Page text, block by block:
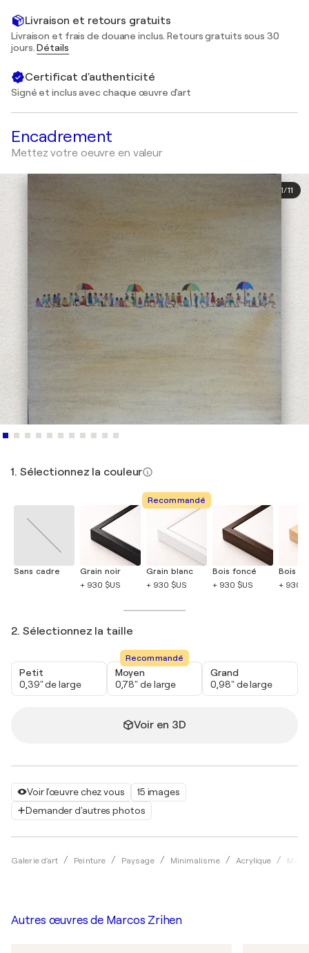
Voir l'œuvre chez vous
15 images
Demander d'autres photos
Galerie d'art Peinture Paysage Minimalisme Acrylique
Livraison et retours gratuits
Livraison et frais de douane inclus. Retours gratuits sous 30
jours.Détails
Certificat d'authenticité
Signé et inclus avec chaque œuvre d'art
Encadrement
Mettez votre oeuvre en valeur
1/11
1. Sélectionnez la couleur
Sans cadre
Grain noir
+ 930 $US
Recommandé
Grain blanc
+ 930 $US
Bois foncé
+ 930 $US
Bois
+ 930
2. Sélectionnez la taille
Petit
0,39" de large
Recommandé
Moyen
0,78" de large
Grand
0,98" de large
Voir en 3D
Autres œuvres de Marcos Zrihen